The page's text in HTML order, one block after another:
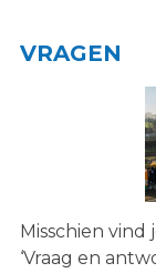
VRAGEN
Misschien
‘Vraag en